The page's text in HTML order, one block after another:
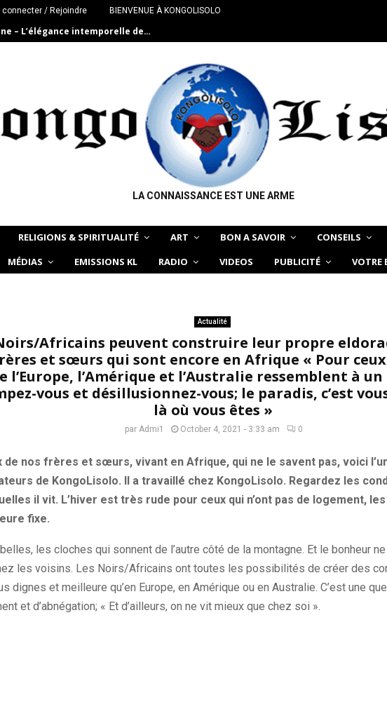
connecter / Rejoindre BIENVENUE À KONGOLISOLO
– L’élégance intemporelle de…
LA CONNAISSANCE EST UNE ARME
RELIGIONS & SPIRITUALITÉ ART BON A SAVOIR CONSEILS
MÉDIAS EMISSIONS KL RADIO VIDEOS PUBLICITÉ VOTRE
Actualité
Africains peuvent construire leur propre
et sœurs qui sont encore en Afrique « Pour
l’Europe, l’Amérique et l’Australie ressemblent à
vous et désillusionnez-vous; le paradis, c’est
là où vous êtes »
par Admi1 October 4, 2021 - 3:33 am 0
de nos frères et sœurs, vivant en Afrique, qui ne le savent pas, voici
de KongoLisolo. Il a travaillé chez KongoLisolo. Regardez les
il vit. L’hiver est très rude pour ceux qui n’ont pas de logement,
fixe.
les cloches qui sonnent de l’autre côté de la montagne. Et le bonheur
les voisins. Les Noirs/Africains ont toutes les possibilités de créer des
dignes et meilleure qu’en Europe, en Amérique ou en Australie. C’est une
et d’abnégation; « Et d’ailleurs, on ne vit mieux que chez soi ».